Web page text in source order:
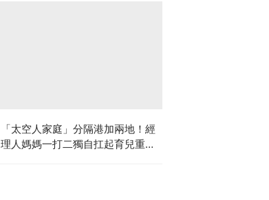
「太空人家庭」分隔港加兩地！經
理人媽媽一打二獨自扛起育兒重